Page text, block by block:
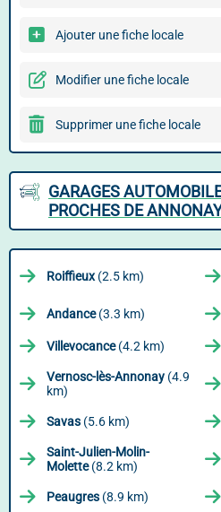
Ajouter une fiche locale
Modifier une fiche locale
Supprimer une fiche locale
GARAGES
PROCHES DE
Roiffieux(2.5 km)
Andance(3.3 km)
Villevocance(4.2 km)
Vernosc-lès-Annonay (4.9
km)
Savas (5.6 km)
Saint-Julien-Molin-
Molette(8.2 km)
Peaugres (8.9 km)